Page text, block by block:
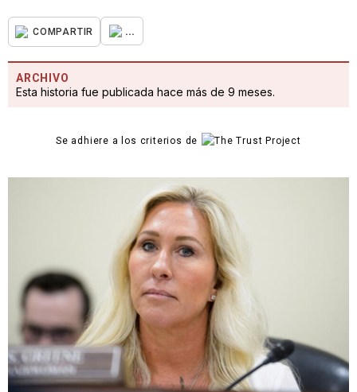
COMPARTIR ...
ARCHIVO
Esta historia fue publicada hace más de 9 meses.
Se adhiere a los criterios de